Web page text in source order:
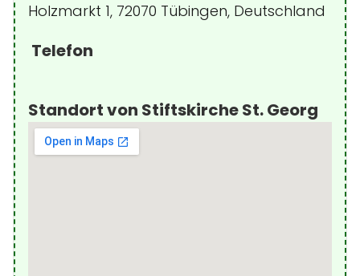
Holzmarkt 1, 72070 Tübingen, Deutschland
Telefon
Standort von Stiftskirche St. Georg